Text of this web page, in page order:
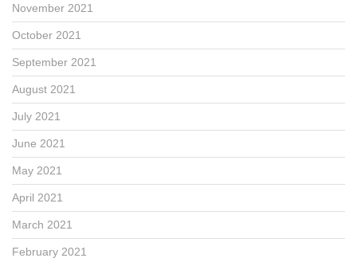
November 2021
October 2021
September 2021
August 2021
July 2021
June 2021
May 2021
April 2021
March 2021
February 2021